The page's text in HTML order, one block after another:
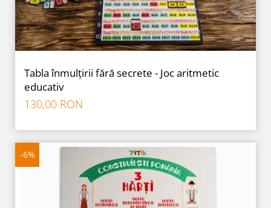
Tabla înmulțirii fără secrete - Joc aritmetic
educativ
130,00 RON
-6%